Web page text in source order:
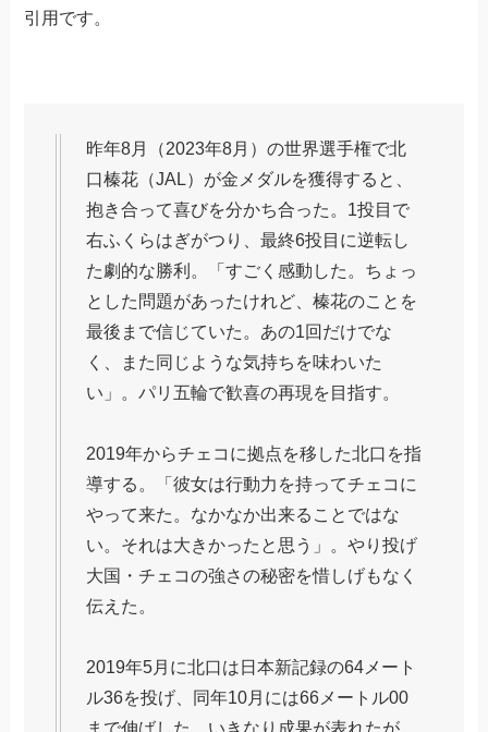
引用です。
昨年8月（2023年8月）の世界選手権で北
口榛花（JAL）が金メダルを獲得すると、
抱き合って喜びを分かち合った。1投目で
右ふくらはぎがつり、最終6投目に逆転し
た劇的な勝利。「すごく感動した。ちょっ
とした問題があったけれど、榛花のことを
最後まで信じていた。あの1回だけでな
く、また同じような気持ちを味わいた
い」。パリ五輪で歓喜の再現を目指す。
2019年からチェコに拠点を移した北口を指
導する。「彼女は行動力を持ってチェコに
やって来た。なかなか出来ることではな
い。それは大きかったと思う」。やり投げ
大国・チェコの強さの秘密を惜しげもなく
伝えた。
2019年5月に北口は日本新記録の64メート
ル36を投げ、同年10月には66メートル00
まで伸ばした。いきなり成果が表れたが、